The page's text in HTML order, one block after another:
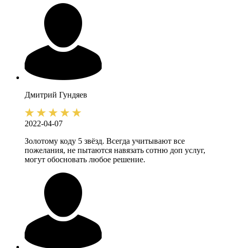
Дмитрий Гундяев
2022-04-07
Золотому коду 5 звёзд. Всегда учитывают все
пожелания, не пытаются навязать сотню доп услуг,
могут обосновать любое решение.